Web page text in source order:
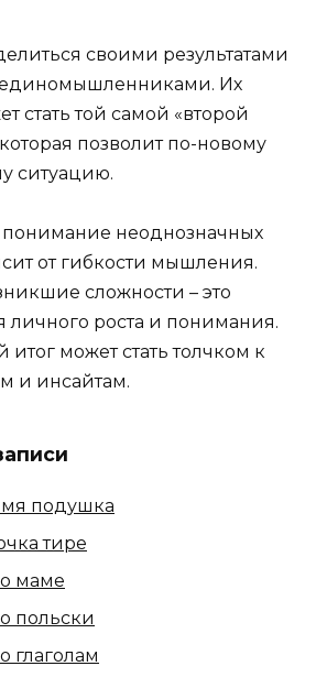
своими результатами
Их
стать той самой «второй
позволит по-новому
ситуацию.
неоднозначных
от гибкости мышления.
сложности – это
личного роста и понимания.
может стать толчком к
и инсайтам.
подушка
тире
маме
польски
глаголам